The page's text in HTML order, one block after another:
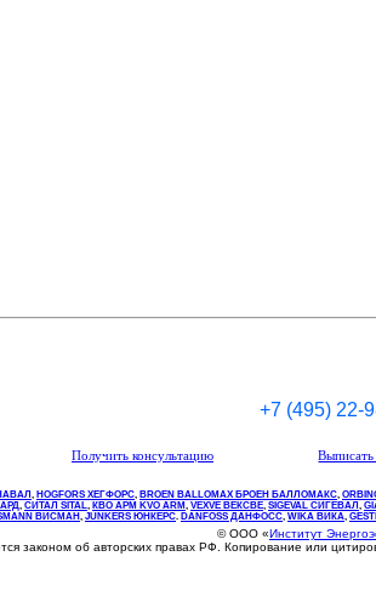
+7 (495) 22-
Получить консультацию
, НOGFORS ХЕГФОРС, BROEN BALLOMAX БРОЕН БАЛЛОМАКС,
, СИТАЛ SITAL, КВО АРМ KVO ARM, VEXVE ВЕКСВЕ, SIGEVAL СИГЕВАЛ ,
ВИСМАН , JUNKERS ЮНКЕРС. DANFOSS ДАНФОСС, WIKA ВИКА,
© ООО «Институт
законом об авторских правах РФ. Копирование или